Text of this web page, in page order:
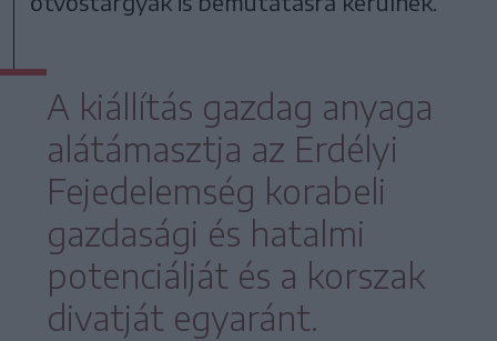
A kiállítás gazdag anyaga
alátámasztja az Erdélyi
Fejedelemség korabeli
gazdasági és hatalmi
potenciálját és a korszak
divatját egyaránt.